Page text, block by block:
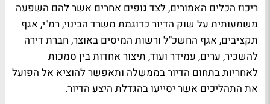
ריכוז הכלים האמורים, לצד גופים אחרים אשר להם השפעה
משמעותית על שוק הדיור כדוגמת משרד הבינוי, רמ"י, אגף
תקציבים, אגף החשכ"ל ורשות המיסים באוצר, חברת דירה
להשכיר, ערים, עמידר ועוד, תיצור אחדות בין סמכות
לאחריות בתחום הדיור בממשלה ותאפשר להוציא אל הפועל
את התהליכים אשר יסייעו בהגדלת היצע הדיור.